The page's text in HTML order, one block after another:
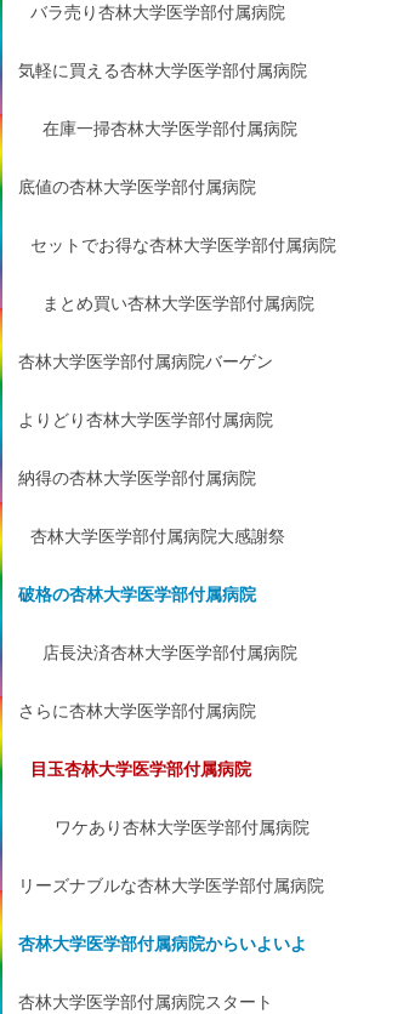
バラ売り杏林大学医学部付属病院
気軽に買える杏林大学医学部付属病院
在庫一掃杏林大学医学部付属病院
底値の杏林大学医学部付属病院
セットでお得な杏林大学医学部付属病院
まとめ買い杏林大学医学部付属病院
杏林大学医学部付属病院バーゲン
よりどり杏林大学医学部付属病院
納得の杏林大学医学部付属病院
杏林大学医学部付属病院大感謝祭
破格の杏林大学医学部付属病院
店長決済杏林大学医学部付属病院
さらに杏林大学医学部付属病院
目玉杏林大学医学部付属病院
ワケあり杏林大学医学部付属病院
リーズナブルな杏林大学医学部付属病院
杏林大学医学部付属病院からいよいよ
杏林大学医学部付属病院スタート